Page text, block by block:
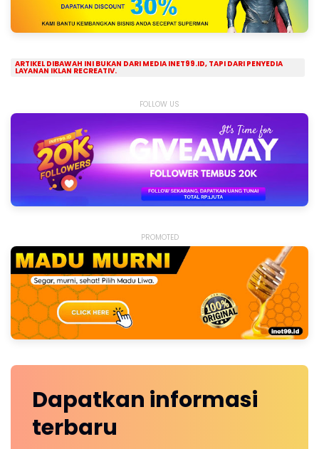
ARTIKEL DIBAWAH INI BUKAN DARI MEDIA INET99.ID, TAPI DARI PENYEDIA
LAYANAN IKLAN RECREATIV.
FOLLOW US
PROMOTED
Dapatkan informasi
terbaru